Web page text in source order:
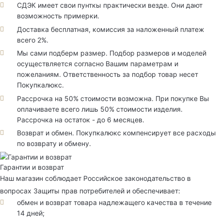
СДЭК имеет свои пунткы практически везде. Они дают
возможность примерки.
Доставка бесплатная, комиссия за наложенный платеж
всего 2%.
Мы сами подберм размер. Подбор размеров и моделей
осуществляется согласно Вашим параметрам и
пожеланиям. Ответственность за подбор товар несет
Покупкалюкс.
Рассрочка на 50% стоимости возможна. При покупке Вы
оплачиваете всего лишь 50% стоимости изделия.
Рассрочка на остаток - до 6 месяцев.
Возврат и обмен. Покупкалюкс компенсирует все расходы
по возврату и обмену.
Гарантии и возврат
Наш магазин соблюдает Российское законодательство в
вопросах Защиты прав потребителей и обеспечивает:
обмен и возврат товара надлежащего качества в течение
14 дней;